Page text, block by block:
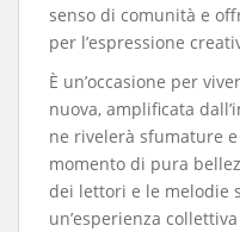
senso di comunità e
per l’espressione
​È un’occasione per
nuova, amplificata
ne rivelerà sfumature
momento di pura
dei lettori e le melodie
un’esperienza